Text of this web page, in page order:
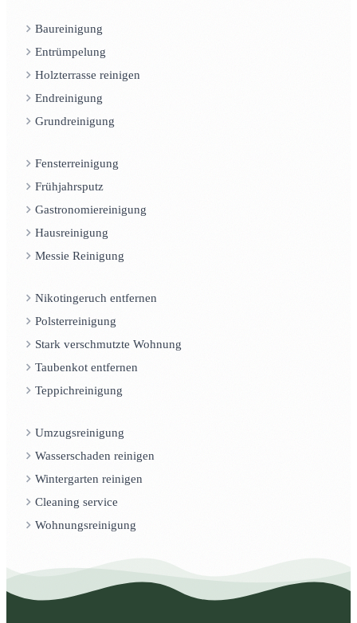
Baureinigung
Entrümpelung
Holzterrasse reinigen
Endreinigung
Grundreinigung
Fensterreinigung
Frühjahrsputz
Gastronomiereinigung
Hausreinigung
Messie Reinigung
Nikotingeruch entfernen
Polsterreinigung
Stark verschmutzte Wohnung
Taubenkot entfernen
Teppichreinigung
Umzugsreinigung
Wasserschaden reinigen
Wintergarten reinigen
Cleaning service
Wohnungsreinigung